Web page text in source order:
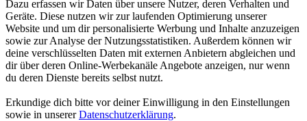
Dazu erfassen wir Daten über unsere Nutzer, deren Verhalten und
Geräte. Diese nutzen wir zur laufenden Optimierung unserer
Website und um dir personalisierte Werbung und Inhalte anzuzeigen
sowie zur Analyse der Nutzungsstatistiken. Außerdem können wir
deine verschlüsselten Daten mit externen Anbietern abgleichen und
dir über deren Online-Werbekanäle Angebote anzeigen, nur wenn
du deren Dienste bereits selbst nutzt.
Erkundige dich bitte vor deiner Einwilligung in den Einstellungen
sowie in unsererDatenschutzerklärung.